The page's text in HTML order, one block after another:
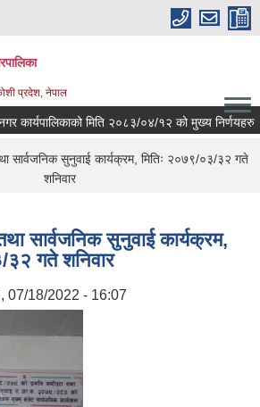
प्रदेश, नेपाल
मिति २०८३/०४/१२ को मुख्य निर्णयहरु ।
सार्वजनिक सुनुवाई कार्यक्रम, मितिः २०७९/०३/३२ गते
शनिवार
सार्वजनिक सुनुवाई कार्यक्रम,
३२ गते शनिवार
07/18/2022 - 16:07